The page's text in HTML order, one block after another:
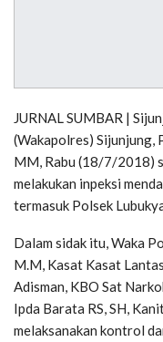
JURNAL SUMBAR |
(Wakapolres) Sijunjung,
MM, Rabu (18/7/2018)
melakukan inpeksi
termasuk Polsek
Dalam sidak itu, Waka
M.M, Kasat Kasat
Adisman, KBO Sat
Ipda Barata RS, SH,
melaksanakan kontrol